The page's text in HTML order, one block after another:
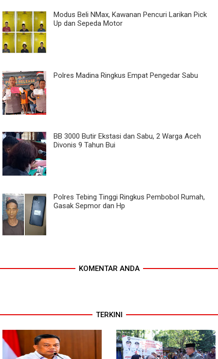
Modus Beli NMax, Kawanan Pencuri Larikan Pick
Up dan Sepeda Motor
Polres Madina Ringkus Empat Pengedar Sabu
BB 3000 Butir Ekstasi dan Sabu, 2 Warga Aceh
Divonis 9 Tahun Bui
Polres Tebing Tinggi Ringkus Pembobol Rumah,
Gasak Sepmor dan Hp
KOMENTAR ANDA
TERKINI